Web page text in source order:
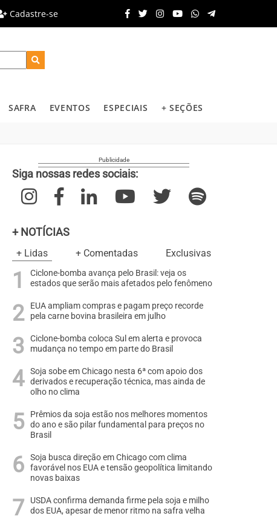
Cadastre-se
SAFRA EVENTOS ESPECIAIS + SEÇÕES
Siga nossas redes sociais:
+ NOTÍCIAS
+ Lidas + Comentadas Exclusivas
Ciclone-bomba avança pelo Brasil: veja os
estados que serão mais afetados pelo fenômeno
EUA ampliam compras e pagam preço recorde
pela carne bovina brasileira em julho
Ciclone-bomba coloca Sul em alerta e provoca
mudança no tempo em parte do Brasil
Soja sobe em Chicago nesta 6ª com apoio dos
derivados e recuperação técnica, mas ainda de
olho no clima
Prêmios da soja estão nos melhores momentos
do ano e são pilar fundamental para preços no
Brasil
Soja busca direção em Chicago com clima
favorável nos EUA e tensão geopolítica limitando
novas baixas
USDA confirma demanda firme pela soja e milho
dos EUA, apesar de menor ritmo na safra velha